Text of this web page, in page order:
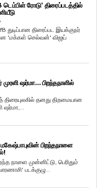
டெம்பிள் ரோடு’ திரைப்படத்தில்
'மக்கள் செல்வன்' விஜய்
ஷர்மா… பிறந்தநாளில்
திரையுலகில் தனது திறமையான
ஷர்மா,...
பிறந்தநாளை
நாளை முன்னிட்டு, பெரிதும்
படக்குழு...